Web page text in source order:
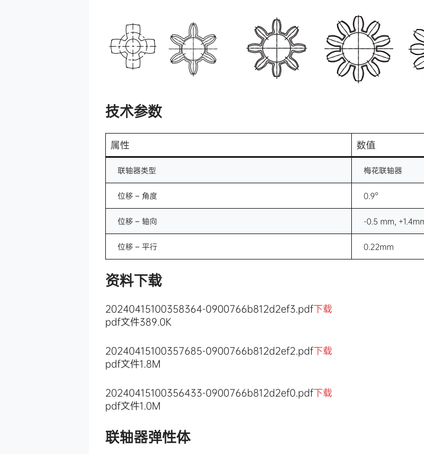
技术参数
属性 数值
联轴器类型 梅花联轴器
位移 – 角度 0.9°
位移 – 轴向 -0.5 mm,
位移 – 平行 0.22mm
资料下载
20240415100358364-0900766b812d2ef3.pdf下载
pdf文件389.0K
20240415100357685-0900766b812d2ef2.pdf下载
pdf文件1.8M
20240415100356433-0900766b812d2ef0.pdf下载
pdf文件1.0M
联轴器弹性体